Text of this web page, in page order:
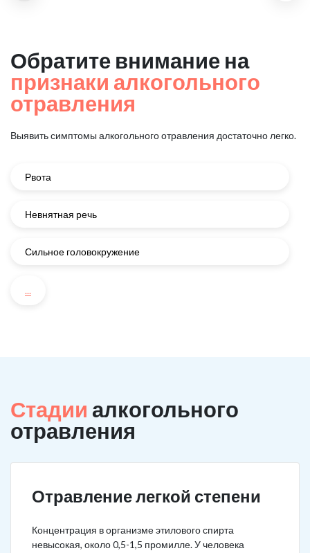
Обратите внимание на
признаки алкогольного
отравления
Выявить симптомы алкогольного отравления достаточно легко.
Рвота
Невнятная речь
Сильное головокружение
...
Стадии алкогольного
отравления
Отравление легкой степени
Концентрация в организме этилового спирта
невысокая, около 0,5-1,5 промилле. У человека